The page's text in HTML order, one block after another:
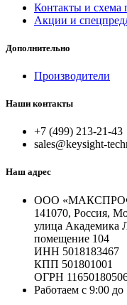
Контакты и схема
Акции и
Дополнительно
Производители
Наши контакты
+7 (499) 213-21-43
sales@keysight-
Наш адрес
ООО
141070, Россия,
улица Академика
помещение 104
ИНН 5018183467
КПП 501801001
ОГРН
Работаем с 9:00 до